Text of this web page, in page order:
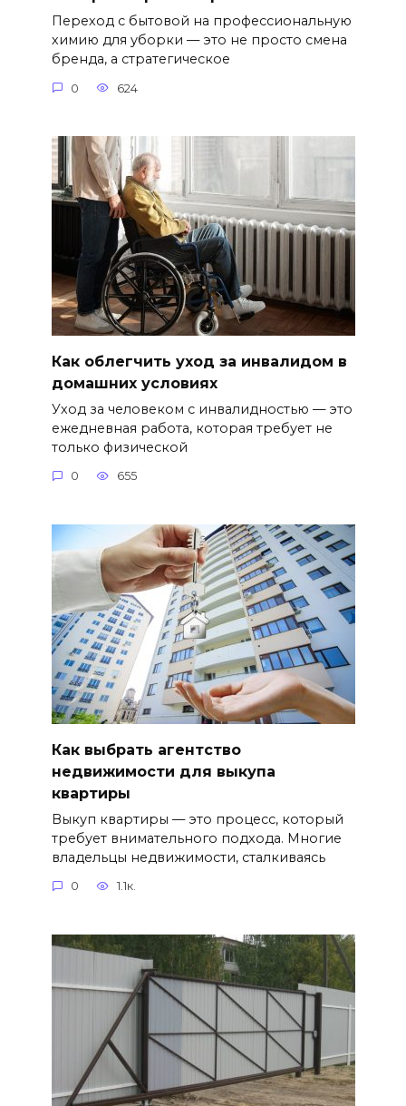
Переход с бытовой на профессиональную
химию для уборки — это не просто смена
бренда, а стратегическое
0 624
Как облегчить уход за инвалидом в
домашних условиях
Уход за человеком с инвалидностью — это
ежедневная работа, которая требует не
только физической
0 655
Как выбрать агентство
недвижимости для выкупа
квартиры
Выкуп квартиры — это процесс, который
требует внимательного подхода. Многие
владельцы недвижимости, сталкиваясь
0 1.1к.